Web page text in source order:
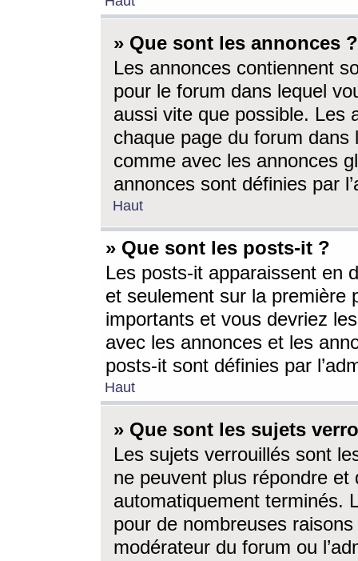
» Que sont les annonces ?
Les annonces contiennent
pour le forum dans lequel
aussi vite que possible. Les
chaque page du forum dans
comme avec les annonces
annonces sont définies par
Haut
» Que sont les posts-it ?
Les posts-it apparaissent en
et seulement sur la première
importants et vous devriez
avec les annonces et les
posts-it sont définies par
Haut
» Que sont les sujets
Les sujets verrouillés sont
ne peuvent plus répondre
automatiquement terminés.
pour de nombreuses
modérateur du forum ou